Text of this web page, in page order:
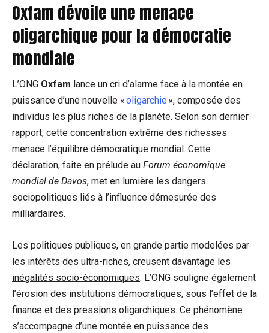
Oxfam dévoile une menace
oligarchique pour la démocratie
mondiale
L’ONG Oxfam lance un cri d’alarme face à la montée en
puissance d’une nouvelle «oligarchie », composée des
individus les plus riches de la planète. Selon son dernier
rapport, cette concentration extrême des richesses
menace l’équilibre démocratique mondial. Cette
déclaration, faite en prélude au Forum économique
mondial de Davos, met en lumière les dangers
sociopolitiques liés à l’influence démesurée des
milliardaires.
Les politiques publiques, en grande partie modelées par
les intérêts des ultra-riches, creusent davantage les
inégalités socio-économiques. L’ONG souligne également
l’érosion des institutions démocratiques, sous l’effet de la
finance et des pressions oligarchiques. Ce phénomène
s’accompagne d’une montée en puissance des